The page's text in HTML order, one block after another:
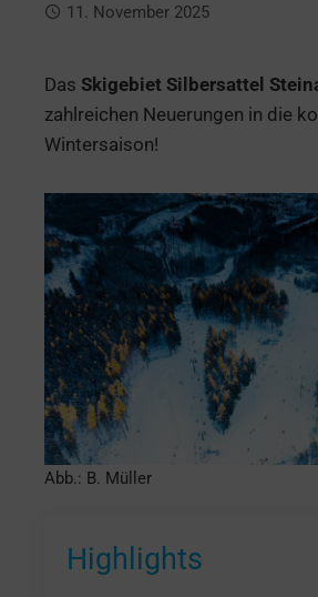
11. November 2025
Das Skigebiet Silbersattel
zahlreichen Neuerungen in die
Wintersaison!
Abb.: B. Müller
Highlights